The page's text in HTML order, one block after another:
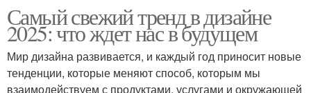
Самый свежий тренд в дизайне
2025: что ждет нас в будущем
Мир дизайна развивается, и каждый год приносит новые
тенденции, которые меняют способ, которым мы
взаимодействуем с продуктами, услугами и окружающей